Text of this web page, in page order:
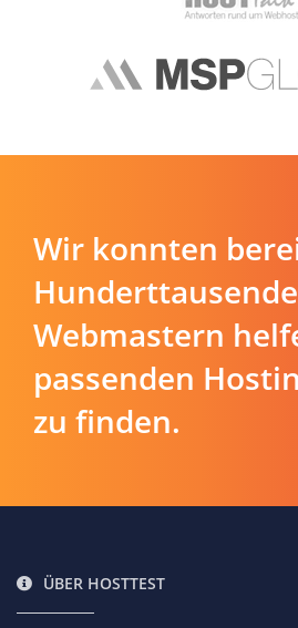
Wir konnten
Webmastern
passenden
zu finden.
ÜBER HOSTTEST